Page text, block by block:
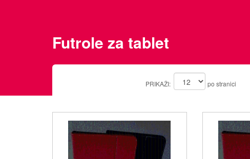
Futrole za tablet
PRIKAŽI: po stranici